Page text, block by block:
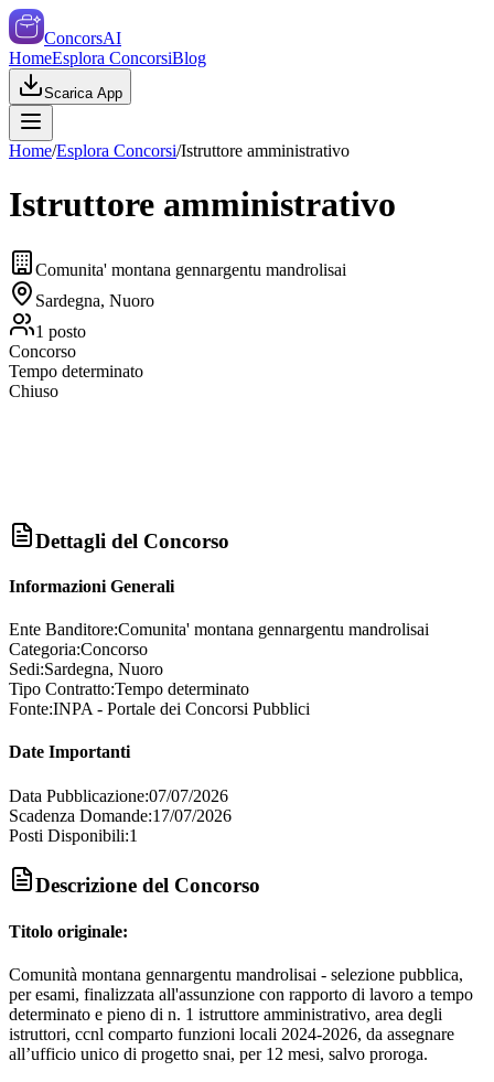
ConcorsAI
HomeEsplora ConcorsiBlog
Scarica App
Home/Esplora Concorsi/Istruttore amministrativo
Istruttore amministrativo
Comunita' montana gennargentu mandrolisai
Sardegna, Nuoro
1 posto
Concorso
Tempo determinato
Chiuso
Dettagli del Concorso
Informazioni Generali
Ente Banditore:Comunita' montana gennargentu mandrolisai
Categoria:Concorso
Sedi:Sardegna, Nuoro
Tipo Contratto:Tempo determinato
Fonte:INPA - Portale dei Concorsi Pubblici
Date Importanti
Data Pubblicazione:07/07/2026
Scadenza Domande:17/07/2026
Posti Disponibili:1
Descrizione del Concorso
Titolo originale:
Comunità montana gennargentu mandrolisai - selezione pubblica,
per esami, finalizzata all'assunzione con rapporto di lavoro a tempo
determinato e pieno di n. 1 istruttore amministrativo, area degli
istruttori, ccnl comparto funzioni locali 2024-2026, da assegnare
all’ufficio unico di progetto snai, per 12 mesi, salvo proroga.